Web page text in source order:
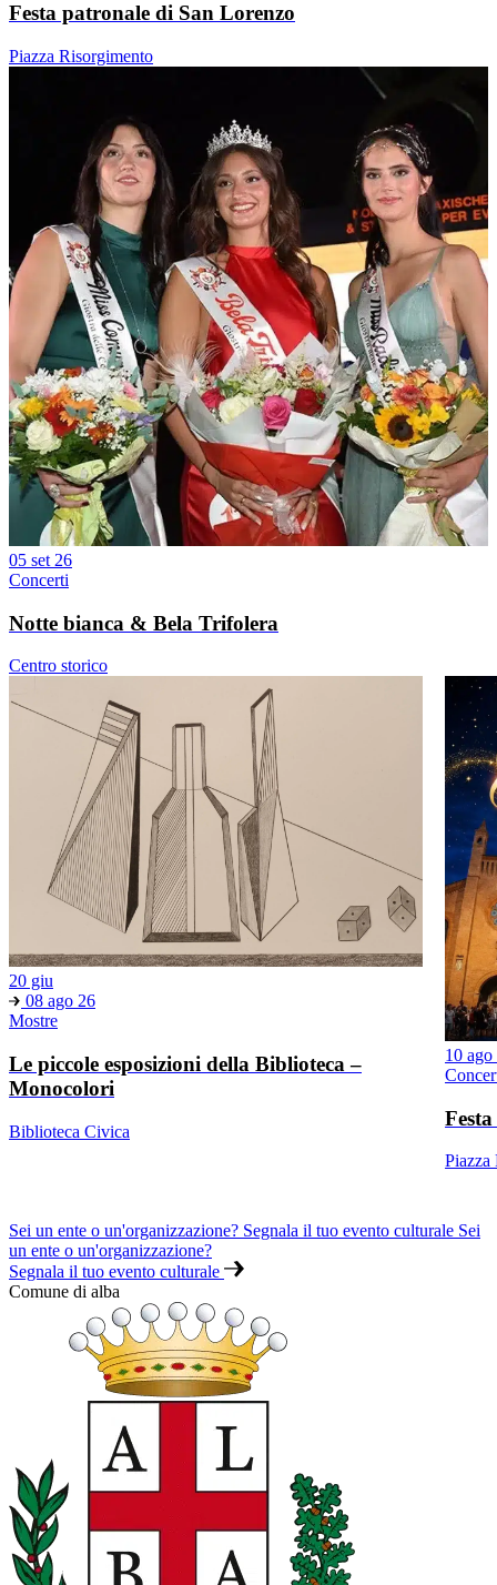
Festa patronale di San Lorenzo
Piazza Risorgimento
05 set 26
Concerti
Notte bianca & Bela Trifolera
Centro storico
20 giu
08 ago 26
Mostre
Le piccole esposizioni della Biblioteca –
Monocolori
Biblioteca Civica
10 ago
Piazza
Sei un ente o un'organizzazione? Segnala il tuo evento culturale Sei
un ente o un'organizzazione?
Segnala il tuo evento culturale
Comune di alba